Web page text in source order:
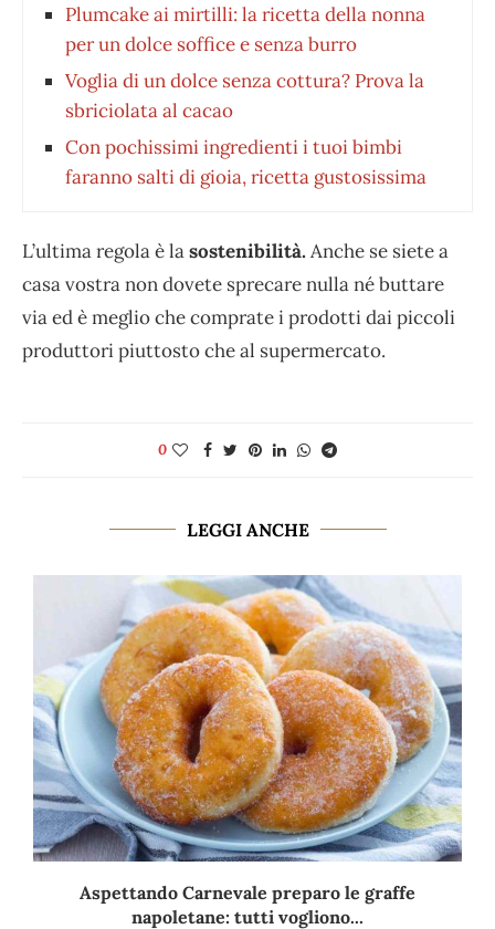
Plumcake ai mirtilli: la ricetta della nonna
per un dolce soffice e senza burro
Voglia di un dolce senza cottura? Prova la
sbriciolata al cacao
Con pochissimi ingredienti i tuoi bimbi
faranno salti di gioia, ricetta gustosissima
L’ultima regola è lasostenibilità. Anche se siete a
casa vostra non dovete sprecare nulla né buttare
via ed è meglio che comprate i prodotti dai piccoli
produttori piuttosto che al supermercato.
0
LEGGI ANCHE
Aspettando Carnevale preparo le graffe
napoletane: tutti vogliono...